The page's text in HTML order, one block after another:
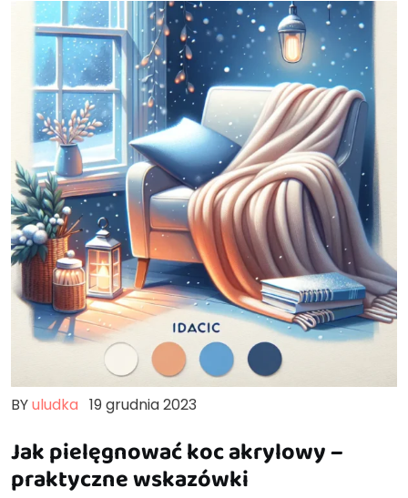
BYuludka 19 grudnia 2023
Jak pielęgnować koc akrylowy –
praktyczne wskazówki